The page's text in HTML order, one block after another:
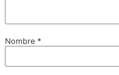
Nombre *